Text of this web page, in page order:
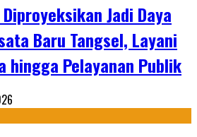
Diproyeksikan Jadi Daya
Baru Tangsel, Layani
hingga Pelayanan Publik